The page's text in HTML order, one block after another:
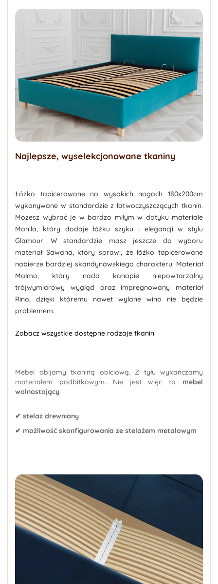
Najlepsze, wyselekcjonowane tkaniny
Łóżko tapicerowane na wysokich nogach 180x200cm
wykonywane w standardzie z łatwoczyszczących tkanin.
Możesz wybrać je w bardzo miłym w dotyku materiale
Manila, który dodaje łóżku szyku i elegancji w stylu
Glamour. W standardzie masz jeszcze do wyboru
materiał Sawana, który sprawi, że łóżko tapicerowane
nabierze bardziej skandynawskiego charakteru. Materiał
Malmo, który nada kanapie niepowtarzalny
trójwymiarowy wygląd oraz impregnowany materiał
Rino, dzięki któremu nawet wylane wino nie będzie
problemem.
Zobacz wszystkie dostępne rodzaje tkanin
Mebel obijamy tkaniną obiciową. Z tyłu wykańczamy
materiałem podbitkowym. Nie jest więc to mebel
wolnostojący.
✔ stelaż drewniany
✔ możliwość skonfigurowania ze stelażem metalowym